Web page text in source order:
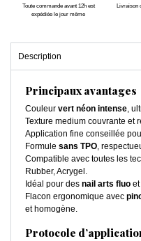
Toute commande avant 12h est
expédiée le jour même
Livraison
Description
Principaux avantages
Couleur vert néon intense,
Texture medium couvrante et
Application fine conseillée
Formule sans TPO,
Compatible avec toutes les
Rubber, Acrygel.
Idéal pour des nail arts fluo
Flacon ergonomique avec
et homogène.
Protocole